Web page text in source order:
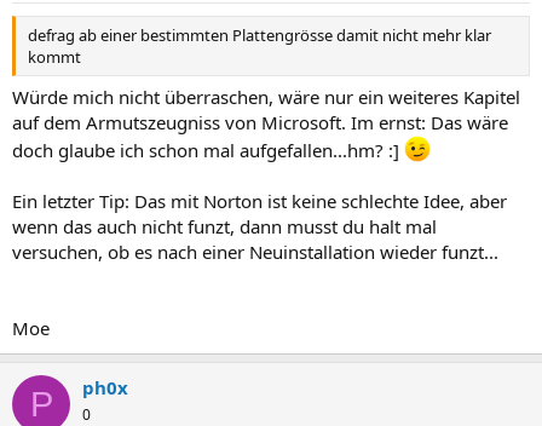
defrag ab einer bestimmten Plattengrösse damit nicht mehr klar
kommt
Würde mich nicht überraschen, wäre nur ein weiteres Kapitel
auf dem Armutszeugniss von Microsoft. Im ernst: Das wäre
doch glaube ich schon mal aufgefallen...hm? :]
Ein letzter Tip: Das mit Norton ist keine schlechte Idee, aber
wenn das auch nicht funzt, dann musst du halt mal
versuchen, ob es nach einer Neuinstallation wieder funzt...
Moe
P ph0x
0